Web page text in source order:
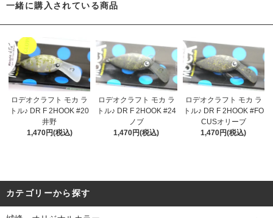
一緒に購入されている商品
ロデオクラフト モカ ラ
トル♪ DR F 2HOOK #20
井野
1,470円(税込)
ロデオクラフト モカ ラ
トル♪ DR F 2HOOK #24
ノブ
1,470円(税込)
ロデオクラフト モカ ラ
トル♪ DR F 2HOOK #FO
CUSオリーブ
1,470円(税込)
カテゴリーから探す